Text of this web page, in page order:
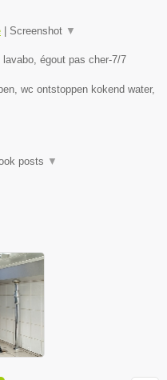
| Screenshot ▼
égout pas cher-7/7
wc ontstoppen kokend water,
posts ▼